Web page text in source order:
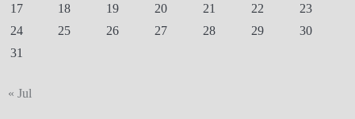
17
18 19 20 21 22
23
24
25 26 27 28 29
30
31
« Jul